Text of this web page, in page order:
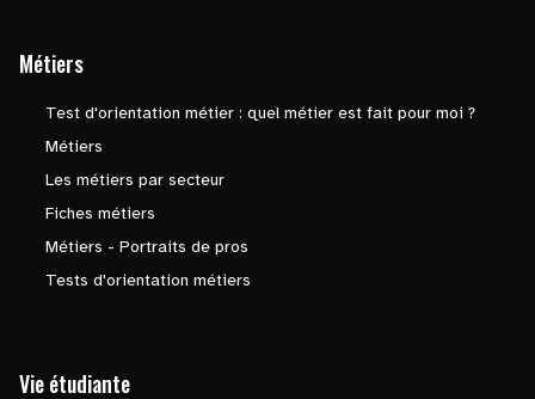
Métiers
Test d'orientation métier : quel métier est fait pour moi ?
Métiers
Les métiers par secteur
Fiches métiers
Métiers - Portraits de pros
Tests d'orientation métiers
Vie étudiante